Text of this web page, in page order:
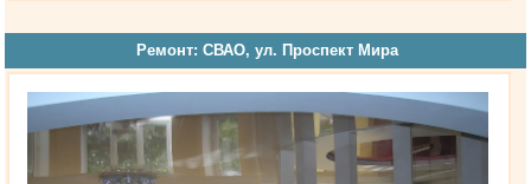
Ремонт: СВАО, ул. Проспект Мира